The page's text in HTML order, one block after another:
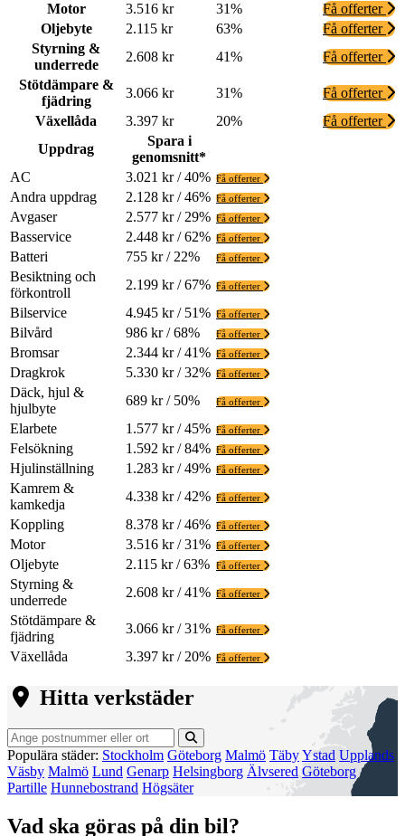
Motor
3.516 kr 31%
Få offerter
Oljebyte
2.115 kr 63%
Få offerter
Styrning &
underrede
2.608 kr 41%
Få offerter
Stötdämpare &
fjädring
3.066 kr 31%
Få offerter
Växellåda
3.397 kr 20%
Få offerter
Uppdrag
Spara i
genomsnitt*
AC
3.021 kr / 40% Få offerter
Andra uppdrag 2.128 kr / 46% Få offerter
Avgaser 2.577 kr / 29% Få offerter
Basservice 2.448 kr / 62% Få offerter
Batteri 755 kr / 22% Få offerter
Besiktning och
förkontroll
2.199 kr / 67% Få offerter
Bilservice 4.945 kr / 51% Få offerter
Bilvård 986 kr / 68% Få offerter
Bromsar 2.344 kr / 41% Få offerter
Dragkrok 5.330 kr / 32% Få offerter
Däck, hjul &
hjulbyte
689 kr / 50% Få offerter
Elarbete 1.577 kr / 45% Få offerter
Felsökning 1.592 kr / 84% Få offerter
Hjulinställning 1.283 kr / 49% Få offerter
Kamrem &
kamkedja
4.338 kr / 42% Få offerter
Koppling 8.378 kr / 46% Få offerter
Motor 3.516 kr / 31% Få offerter
Oljebyte 2.115 kr / 63% Få offerter
Styrning &
underrede
2.608 kr / 41% Få offerter
Stötdämpare &
fjädring
3.066 kr / 31% Få offerter
Växellåda 3.397 kr / 20% Få offerter
Hitta verkstäder
Populära städer: Stockholm Göteborg Malmö TäbyYstad Upplands
Väsby Malmö Lund Genarp Helsingborg Älvsered Göteborg
Partille Hunnebostrand Högsäter
Vad ska göras på din bil?